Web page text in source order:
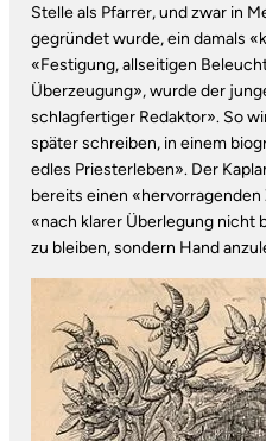
Stelle als Pfarrer, und zwar in
gegründet wurde, ein damals
«Festigung, allseitigen
Überzeugung», wurde der
schlagfertiger Redaktor». So
später schreiben, in einem
edles Priesterleben». Der
bereits einen
«nach klarer Überlegung nicht
zu bleiben, sondern Hand